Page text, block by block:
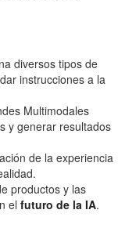
diversos tipos de
instrucciones a la
Multimodales
y generar resultados
de la experiencia
productos y las
el futuro de la IA.